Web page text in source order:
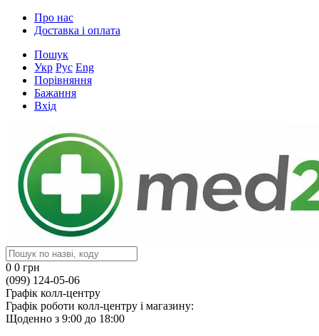
Про нас
Доставка і оплата
Пошук
Укр Рус Eng
Порівняння
Бажання
Вхід
0 0 грн
(099) 124-05-06
Графік колл-центру
Графік роботи колл-центру і магазину:
Щоденно з 9:00 до 18:00